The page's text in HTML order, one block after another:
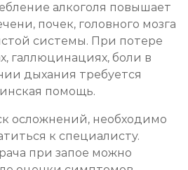
алкоголя повышает
почек, головного мозга
системы. При потере
галлюцинациях, боли в
дыхания требуется
помощь.
осложнений, необходимо
к специалисту.
при запое можно